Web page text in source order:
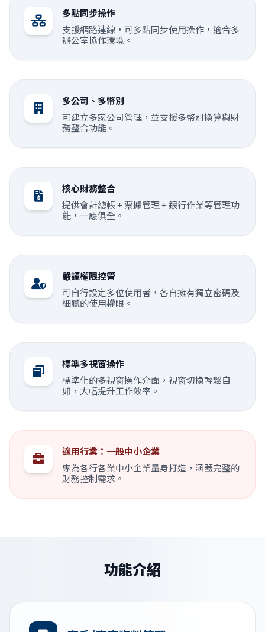
多點同步操作
支援網路連線，可多點同步使用操作，適合多
辦公室協作環境。
多公司、多幣別
可建立多家公司管理，並支援多幣別換算與財
務整合功能。
核心財務整合
提供會計總帳 + 票據管理 + 銀行作業等管理功
能，一應俱全。
嚴謹權限控管
可自行設定多位使用者，各自擁有獨立密碼及
細膩的使用權限。
標準多視窗操作
標準化的多視窗操作介面，視窗切換輕鬆自
如，大幅提升工作效率。
適用行業：一般中小企業
專為各行各業中小企業量身打造，涵蓋完整的
財務控制需求。
功能介紹